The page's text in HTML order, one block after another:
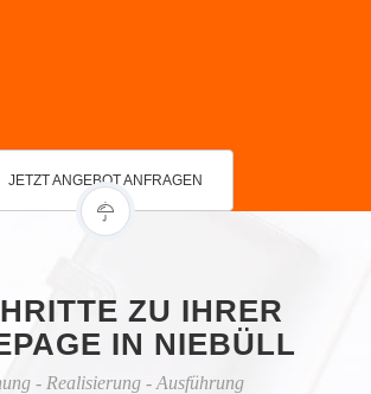
JETZT ANGEBOT ANFRAGEN
ZU IHRER
IN NIEBÜLL
- Realisierung - Ausführung